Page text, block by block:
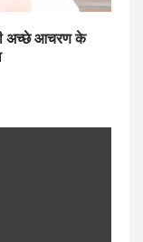
भी अच्छे आचरण के